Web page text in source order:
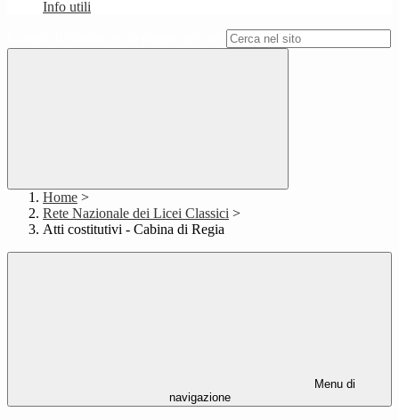
Info utili
Home >
Rete Nazionale dei Licei Classici >
Atti costitutivi - Cabina di Regia
Menu di
navigazione